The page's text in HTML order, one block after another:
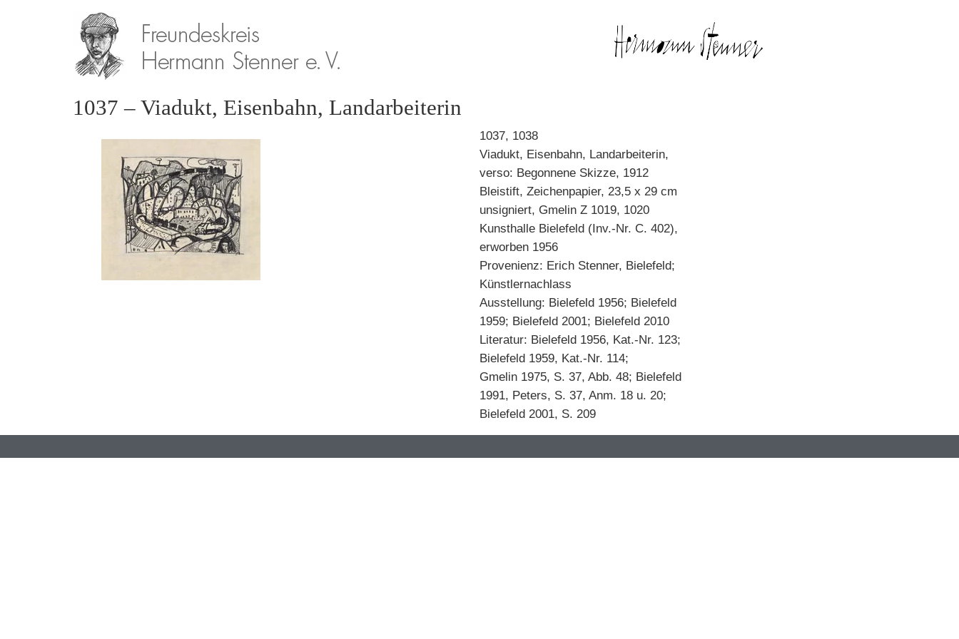
1037 – Viadukt, Eisenbahn, Landarbeiterin
1037, 1038
Viadukt, Eisenbahn, Landarbeiterin,
verso: Begonnene Skizze, 1912
Bleistift, Zeichenpapier, 23,5 x 29 cm
unsigniert, Gmelin Z 1019, 1020
Kunsthalle Bielefeld (Inv.-Nr. C. 402),
erworben 1956
Provenienz: Erich Stenner, Bielefeld;
Künstlernachlass
Ausstellung: Bielefeld 1956; Bielefeld
1959; Bielefeld 2001; Bielefeld 2010
Literatur: Bielefeld 1956, Kat.-Nr. 123;
Bielefeld 1959, Kat.-Nr. 114;
Gmelin 1975, S. 37, Abb. 48; Bielefeld
1991, Peters, S. 37, Anm. 18 u. 20;
Bielefeld 2001, S. 209